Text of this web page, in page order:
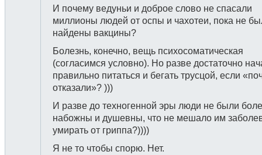
И почему ведуньи и доброе слово не спасали
миллионы людей от оспы и чахотеи, пока не
найдены вакцины?
Болезнь, конечно, вещь психосоматическая
(согласимся условно). Но разве достаточно
правильно питаться и бегать трусцой, если
отказали»? )))
И разве до техногенной эры люди не были
набожны и душевны, что не мешало им
умирать от гриппа?))))
Я не то чтобы спорю. Нет.